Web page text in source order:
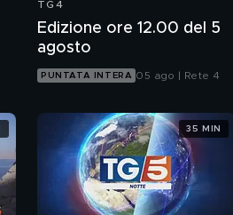
TG4
Edizione ore 12.00 del 5
agosto
PUNTATA INTERA 05 ago | Rete 4
35 MIN